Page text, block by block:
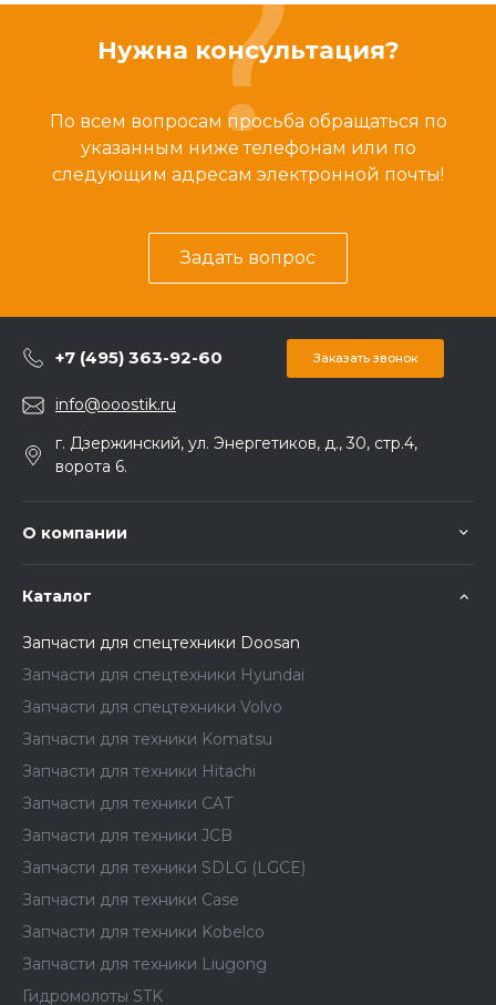
Нужна консультация?
По всем вопросам просьба обращаться по
указанным ниже телефонам или по
следующим адресам электронной почты!
Задать вопрос
+7 (495) 363-92-60 Заказать звонок
info@ooostik.ru
г. Дзержинский, ул. Энергетиков, д., 30, стр.4,
ворота 6.
О компании
Каталог
Запчасти для спецтехники Doosan
Запчасти для спецтехники Hyundai
Запчасти для спецтехники Volvo
Запчасти для техники Komatsu
Запчасти для техники Hitachi
Запчасти для техники CAT
Запчасти для техники JCB
Запчасти для техники SDLG (LGCE)
Запчасти для техники Case
Запчасти для техники Kobelco
Запчасти для техники Liugong
Гидромолоты STK